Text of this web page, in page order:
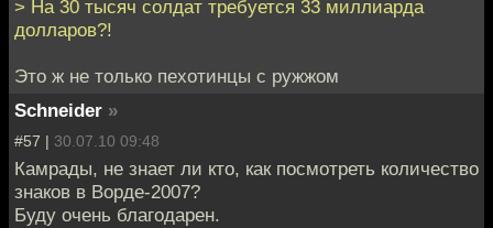
> На 30 тысяч солдат требуется 33 миллиарда
долларов?!
Это ж не только пехотинцы с ружжом
Schneider »
#57 | 30.07.10 09:48
Камрады, не знает ли кто, как посмотреть количество
знаков в Ворде-2007?
Буду очень благодарен.